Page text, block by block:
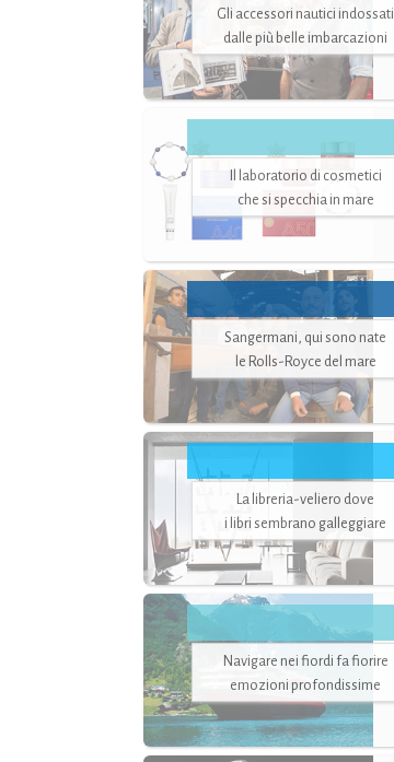
Gli accessori nautici indossati
dalle più belle imbarcazioni
Il laboratorio di cosmetici
che si specchia in mare
Sangermani, qui sono nate
le Rolls-Royce del mare
La libreria-veliero dove
i libri sembrano galleggiare
Navigare nei fiordi fa fiorire
emozioni profondissime